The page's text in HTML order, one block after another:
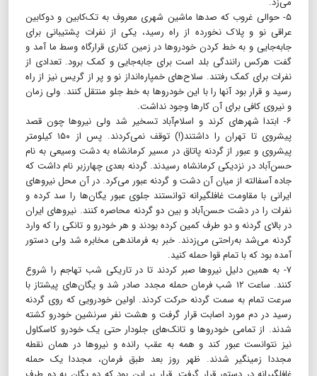
۵- حوالی غروب که صدها ماشین شهری معروف به تک‌کابین و دو‌کابین
عراقی نو و پلاک نخورده از راه رسید، یکی از نفرات پشتیبانی برای
جابه‌جایی و به خط کردن خودروها در زمین کناری قرارگاه وسط ما آمد و
گفت هرکس رانندگی بلد است برای جابه‌جایی و کمک برود. تعدادی از
نفرات برای کمک رفتند. سلاح‌های خمپاره‌انداز نو و پر از گریس نیز از راه
رسید و قرار بود آنها را با این خودروها به خط جلو منتقل کنند. ولی زمان
و نیروی کافی برای آن کارها وجود نداشت.
۶- ابتدا شهرهای کرند و اسلام‌آباد تسخیر شد ولی نیروها چون قصد
پیشروی تا تهران را داشتند(!) توقف نمی‌کردند. پس از ۱۵۰ کیلومتر
پیشروی و عبور از گردنه پاتاق در مسیر کرمانشاه به دشت وسیعی به نام
حسن‌آباد در نزدیکی کرمانشاه رسیدند. گردنه بعدی چهارزبر نام داشت که
جاده آسفالته از میان آن دشت و گردنه عبور می‌کرد. در آن محل نیروهای
ایرانی با مقاومت غافلگیرانه توانستند جلوی عبور یگان‌ها را سد کرده و
نفرات را در دشت حسن‌آباد و بین دو گردنه محاصره کنند. نیروهای ایران
در بالای گردنه و دو طرف کمین کرده بودند و هر خودرو و تانکی را که وارد
گردنه می‌شد به‌راحتی می‌زدند. خبر به فرماندهی مخابره شد ولی دستور
آمده بود که با تمام قوا حمله کنید.
۷- به همین دلیل نیروها صبر کردند تا در تاریکی شب تهاجم را شروع
کنند. ساعت ۱۲ شب فرمان حمله مجدد صادر شد و یگان‌های پیشتاز با
سرعت تمام به سمت گردنه حرکت کردند. اولین خودرویی که روی گردنه
رسید در دم مورد اصابت قرار گرفت و هشت نفر سرنشین خودرو کشته
شدند. از تمامی خودروها و تانک‌های جلودار حتی یک خودرو کاسکاول
نیز نتوانست عبور کند و همه به عقب رانده و نیروها در همان نقطه
مجددا زمینگیر شدند. ظهر روز بعد طبق فرمان، مجددا یک حمله